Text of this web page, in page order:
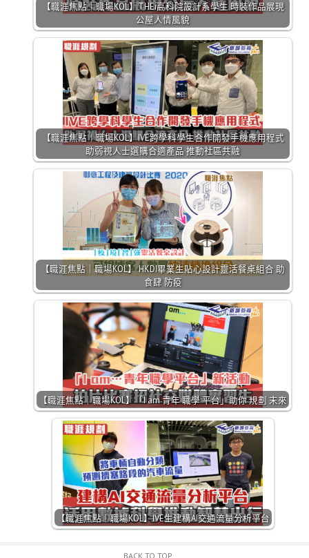
【職涯焦點｜職場KOL】THEi高科院設計系學生 時裝作品展現
公屋人情風貌
【職涯焦點｜職場KOL】IVE跨學科學生合作開發手機應用程式
助弱視人士選購合適產品 推動社區共融
【職涯焦點｜職場KOL】 HKDI畢業生貼心設計靈活餐桌組合 助
食肆 防疫
【職涯焦點｜職場KOL】「I am 青年 職學 平台」助你 規劃 末來
【職涯焦點｜職場KOL】IVE生建構AI交通流量分析平台
BACK TO TOP